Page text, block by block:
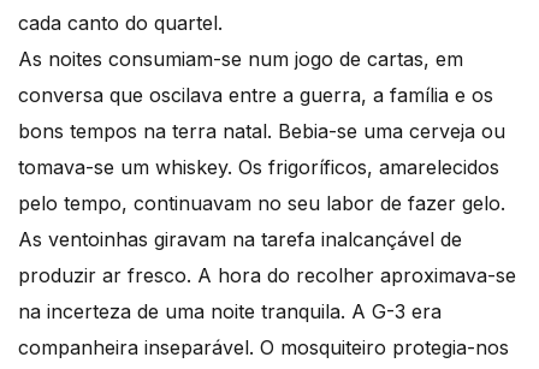
cada canto do quartel.
As noites consumiam-se num jogo de cartas, em
conversa que oscilava entre a guerra, a família e os
bons tempos na terra natal. Bebia-se uma cerveja ou
tomava-se um whiskey. Os frigoríficos, amarelecidos
pelo tempo, continuavam no seu labor de fazer gelo.
As ventoinhas giravam na tarefa inalcançável de
produzir ar fresco. A hora do recolher aproximava-se
na incerteza de uma noite tranquila. A G-3 era
companheira inseparável. O mosquiteiro protegia-nos